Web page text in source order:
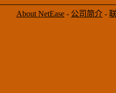
About NetEase - 公司简介 -